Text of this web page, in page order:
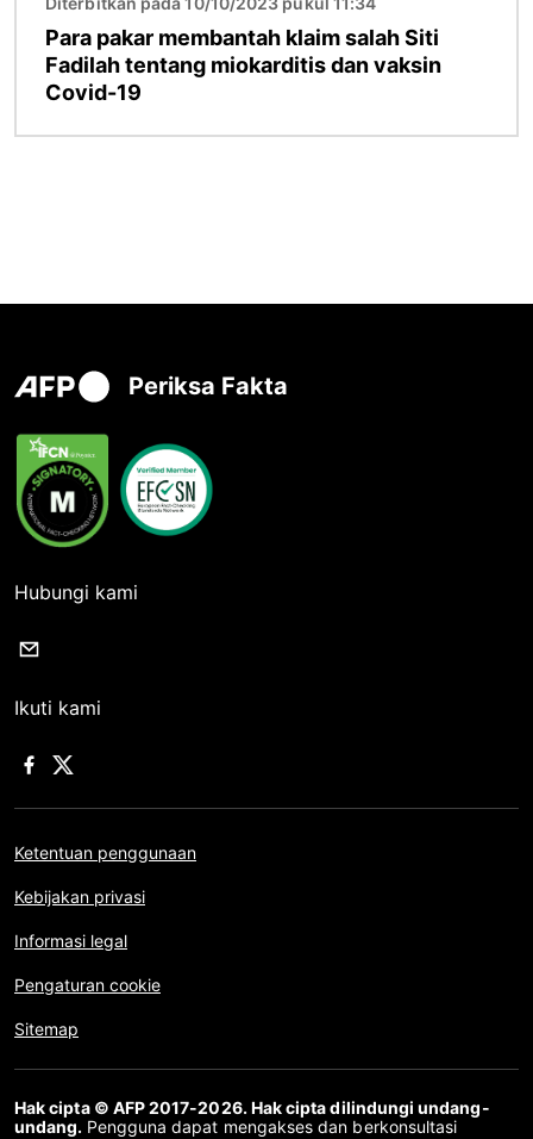
Para pakar membantah klaim salah Siti
Fadilah tentang miokarditis dan vaksin
Covid-19
Periksa Fakta
Hubungi kami
Ikuti kami
Ketentuan penggunaan
Kebijakan privasi
Informasi legal
Pengaturan cookie
Sitemap
Hak cipta © AFP 2017-2026. Hak cipta dilindungi undang-
undang. Pengguna dapat mengakses dan berkonsultasi